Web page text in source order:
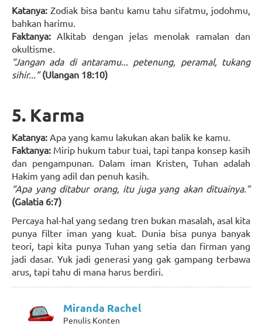
Katanya: Zodiak bisa bantu kamu tahu sifatmu, jodohmu,
bahkan harimu.
Faktanya: Alkitab dengan jelas menolak ramalan dan
okultisme.
“Jangan ada di antaramu... petenung, peramal, tukang
sihir...” (Ulangan 18:10)
5. Karma
Katanya: Apa yang kamu lakukan akan balik ke kamu.
Faktanya: Mirip hukum tabur tuai, tapi tanpa konsep kasih
dan pengampunan. Dalam iman Kristen, Tuhan adalah
Hakim yang adil dan penuh kasih.
“Apa yang ditabur orang, itu juga yang akan dituainya.”
(Galatia 6:7)
Percaya hal-hal yang sedang tren bukan masalah, asal kita
punya filter iman yang kuat. Dunia bisa punya banyak
teori, tapi kita punya Tuhan yang setia dan firman yang
jadi dasar. Yuk jadi generasi yang gak gampang terbawa
arus, tapi tahu di mana harus berdiri.
Miranda Rachel
Penulis Konten